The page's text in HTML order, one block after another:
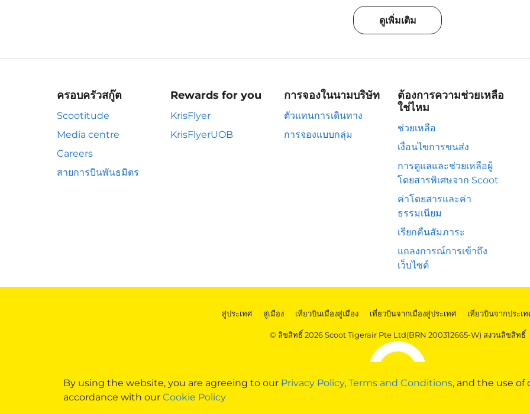
By using the website, you are agreeing to our Privacy Policy, Terms and Conditions, and the use of
accordance with our Cookie Policy
ดูเพิ่มเติม
ครอบครัวสกู๊ต
Scootitude
Media centre
Careers
สายการบินพันธมิตร
Rewards for you
KrisFlyer
KrisFlyerUOB
การจองในนามบริษัท
ตัวแทนการเดินทาง
การจองแบบกลุ่ม
ต้องการความช่วยเหลือ
ใช่ไหม
ช่วยเหลือ
เงื่อนไขการขนส่ง
การดูแลและช่วยเหลือผู้
โดยสารพิเศษจาก Scoot
ค่าโดยสารและค่า
ธรรมเนียม
เรียกคืนสัมภาระ
แถลงการณ์การเข้าถึง
เว็บไซต์
สู่ประเทศ | สู่เมือง | เที่ยวบินเมืองสู่เมือง | เที่ยวบินจากเมืองสู่ประเทศ | เที่ยวบินจากประเท
© ลิขสิทธิ์ 2026 Scoot Tigerair Pte Ltd(BRN 200312665-W) สงวนลิขสิทธิ์